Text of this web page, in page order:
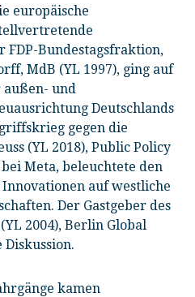
europäische
Bundestagsfraktion,
MdB (YL 1997), ging auf
und
Deutschlands
gegen die
(YL 2018), Public Policy
Meta, beleuchtete den
auf westliche
Der Gastgeber des
2004), Berlin Global
kamen